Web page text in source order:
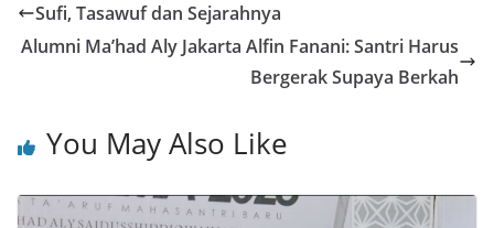
Sufi, Tasawuf dan Sejarahnya
Alumni Ma’had Aly Jakarta Alfin Fanani: Santri Harus
Bergerak Supaya Berkah
You May Also Like